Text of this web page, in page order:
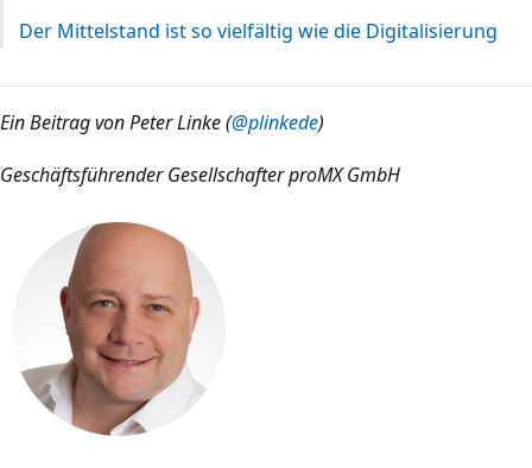
Der Mittelstand ist so vielfältig wie die Digitalisierung
Ein Beitrag von Peter Linke (@plinkede)
Geschäftsführender Gesellschafter proMX GmbH